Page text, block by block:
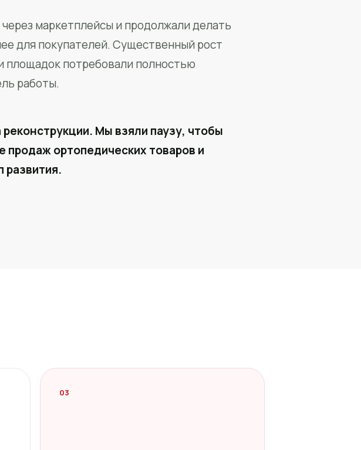
маркетплейсы и продолжали делать
для покупателей. Существенный рост
площадок потребовали полностью
работы.
Мы взяли паузу, чтобы
продаж ортопедических товаров и
развития.
03